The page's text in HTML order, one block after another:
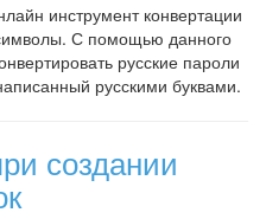
инструмент конвертации
С помощью данного
русские пароли
русскими буквами.
создании